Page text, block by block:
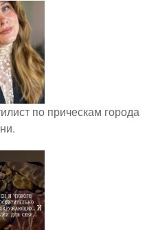
по прическам города